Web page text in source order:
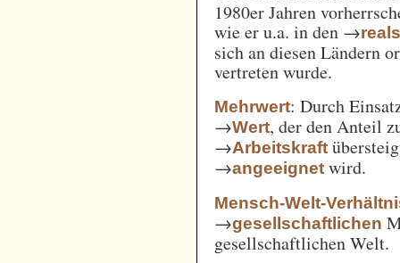
1980er Jahren
wie er u.a. in den →
sich an diesen Ländern
vertreten wurde.
Mehrwert: Durch
→Wert, der den Anteil
→Arbeitskraft
→angeeignet wird.
Mensch-Welt-
→gesellschaftlichen
gesellschaftlichen Welt.